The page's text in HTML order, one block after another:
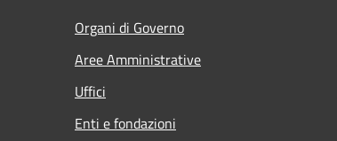
Organi di Governo
Aree Amministrative
Uffici
Enti e fondazioni